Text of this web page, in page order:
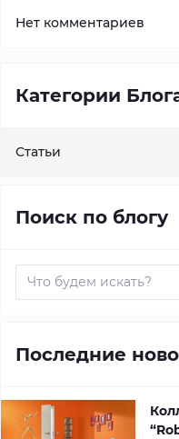
Нет комментариев
Категории
Статьи
Поиск по блогу
Последние